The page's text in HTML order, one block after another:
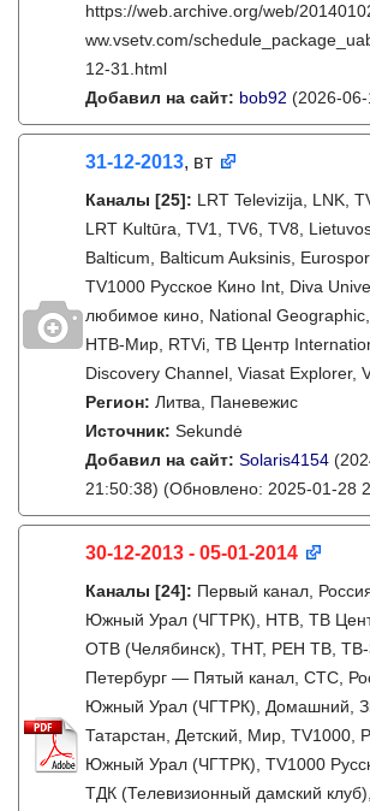
https://web.archive.org/web/
ww.vsetv.com/
12-31.html
Добавил на сайт: bob92 (2026-
31-12-2013, вт
Каналы [25]: LRT Televizija, LNK,
LRT Kultūra, TV1, TV6, TV8,
Balticum, Balticum Auksinis,
TV1000 Русское Кино Int, Diva
любимое кино, National
НТВ-Мир, RTVi, ТВ Центр
Discovery Channel, Viasat Explorer,
Регион: Литва, Паневежис
Источник: Sekundė
Добавил на сайт: Solaris4154
21:50:38) (Обновлено: 2025-01-28
30-12-2013 - 05-01-2014
Каналы [24]: Первый канал,
Южный Урал (ЧГТРК), НТВ, ТВ
ОТВ (Челябинск), ТНТ, РЕН ТВ, ТВ-
Петербург — Пятый канал, СТС,
Южный Урал (ЧГТРК), Домашний,
Татарстан, Детский, Мир, TV1000,
Южный Урал (ЧГТРК), TV1000
ТДК (Телевизионный дамский